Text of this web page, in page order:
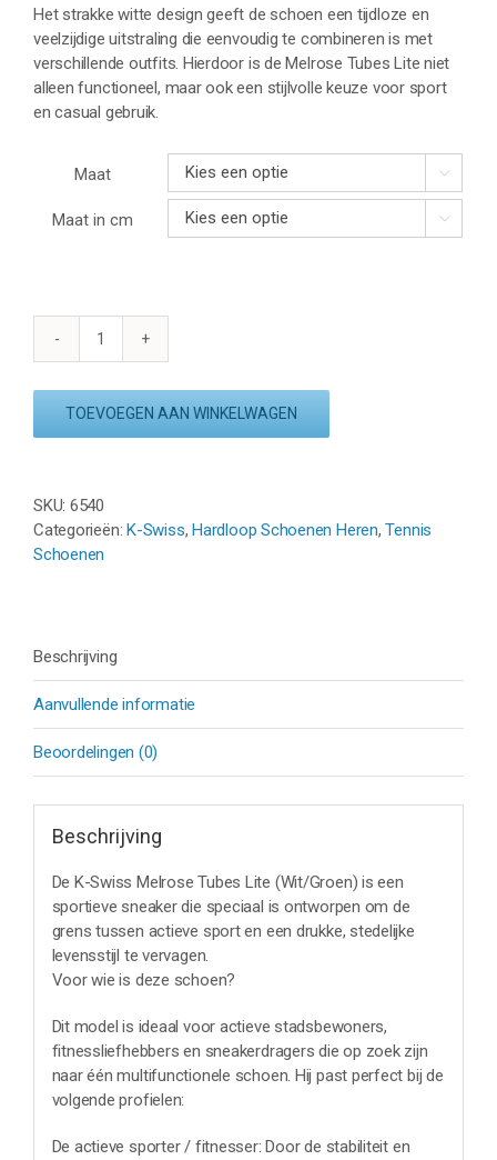
Het strakke witte design geeft de schoen een tijdloze en
veelzijdige uitstraling die eenvoudig te combineren is met
verschillende outfits. Hierdoor is de Melrose Tubes Lite niet
alleen functioneel, maar ook een stijlvolle keuze voor sport
en casual gebruik.
Maat 
Maat in cm 
K-
TUBES
WIT/GROEN
aantal
TOEVOEGEN AAN WINKELWAGEN
SKU: 6540
Categorieën:K-Swiss,Hardloop Schoenen Heren,Tennis
Schoenen
Beschrijving
Aanvullende informatie
Beoordelingen (0)
Beschrijving
De K-Swiss Melrose Tubes Lite (Wit/Groen) is een
sportieve sneaker die speciaal is ontworpen om de
grens tussen actieve sport en een drukke, stedelijke
levensstijl te vervagen.
Voor wie is deze schoen?
Dit model is ideaal voor actieve stadsbewoners,
fitnessliefhebbers en sneakerdragers die op zoek zijn
naar één multifunctionele schoen. Hij past perfect bij de
volgende profielen:
De actieve sporter / fitnesser: Door de stabiliteit en